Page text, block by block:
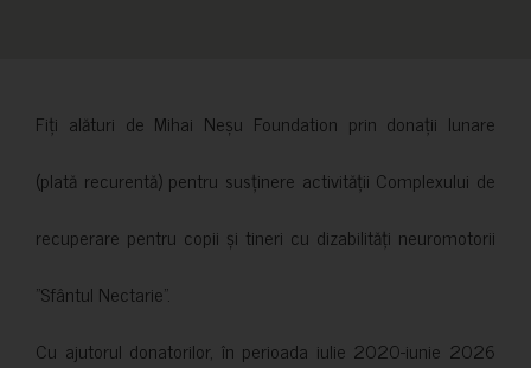
Fiți alături de Mihai Neșu Foundation prin donații lunare
(plată recurentă) pentru susținere activității Complexului de
recuperare pentru copii și tineri cu dizabilități neuromotorii
”Sfântul Nectarie”.
Cu ajutorul donatorilor, în perioada iulie 2020-iunie 2026